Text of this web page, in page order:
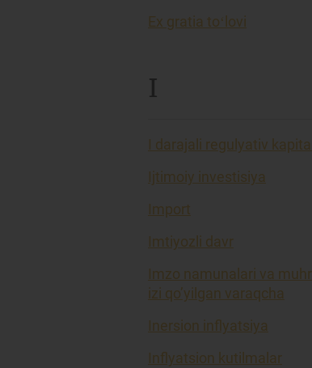
Ex gratia toʻlovi
I
I darajali regulyativ kapital
Ijtimoiy investisiya
Import
Imtiyozli davr
Imzo namunalari va muhr
izi qo’yilgan varaqcha
Inersion inflyatsiya
Inflyatsion kutilmalar